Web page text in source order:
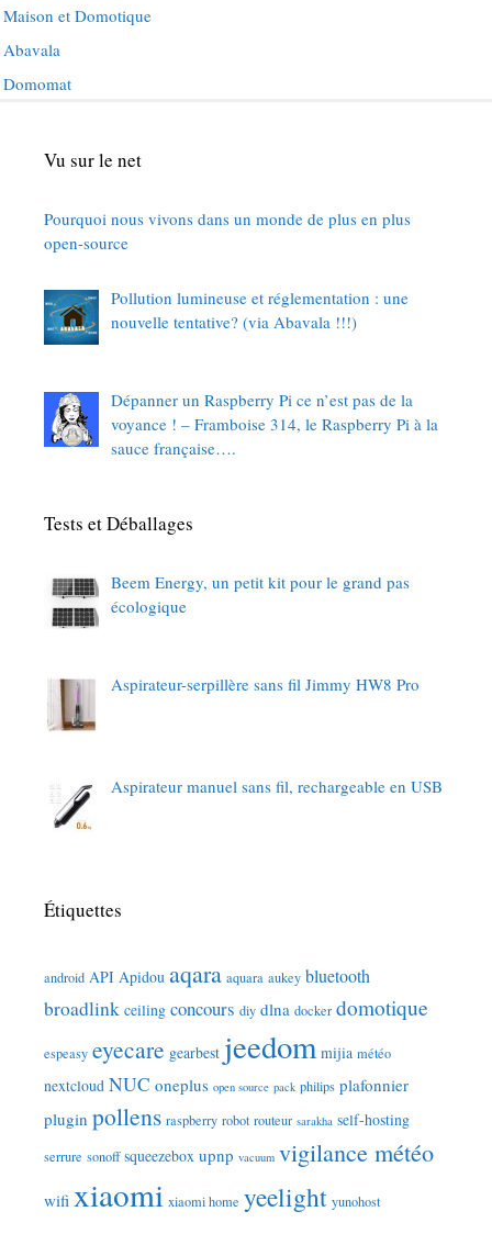
Maison et Domotique
Abavala
Domomat
Vu sur le net
Pourquoi nous vivons dans un monde de plus en plus
open-source
Pollution lumineuse et réglementation : une
nouvelle tentative? (via Abavala !!!)
Dépanner un Raspberry Pi ce n’est pas de la
voyance ! – Framboise 314, le Raspberry Pi à la
sauce française….
Tests et Déballages
Beem Energy, un petit kit pour le grand pas
écologique
Aspirateur-serpillère sans fil Jimmy HW8 Pro
Aspirateur manuel sans fil, rechargeable en USB
Étiquettes
android API Apidou aqara aquara aukey bluetooth
broadlink ceiling concours diy dlna docker domotique
espeasy eyecare gearbest jeedom mijia météo
nextcloud NUC oneplus open source pack philips plafonnier
plugin pollens raspberry robot routeur sarakha self-hosting
serrure sonoff squeezebox upnp vacuum vigilance météo
wifi xiaomi xiaomi home yeelight yunohost